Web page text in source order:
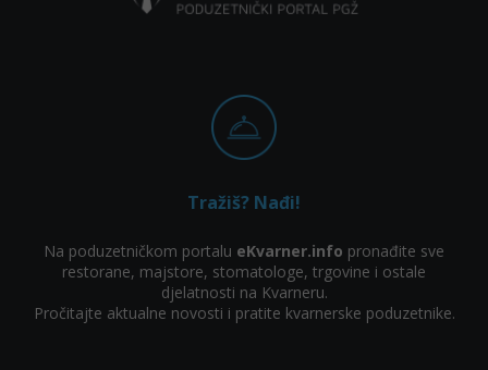
Tražiš? Nađi!
Na poduzetničkom portalu eKvarner.info pronađite sve
restorane, majstore, stomatologe, trgovine i ostale
djelatnosti na Kvarneru.
Pročitajte aktualne novosti i pratite kvarnerske poduzetnike.